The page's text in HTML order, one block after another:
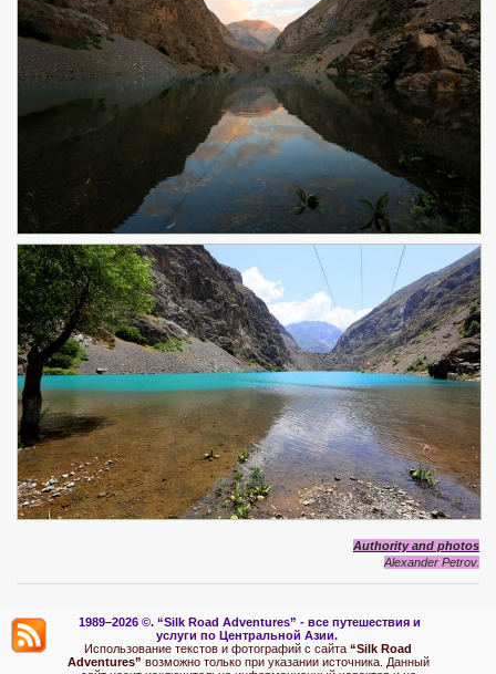
Authority and photos
Alexander Petrov.
1989–2026 ©. “Silk Road Adventures” - все путешествия и
услуги по Центральной Азии.
Использование текстов и фотографий с сайта “Silk Road
Adventures” возможно только при указании источника. Данный